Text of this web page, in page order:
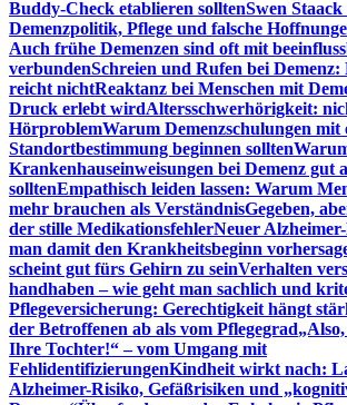
Buddy-Check etablieren solltenSwen
Demenzpolitik, Pflege und falsche
Auch frühe Demenzen sind oft mit
verbundenSchreien und Rufen bei Demenz:
reicht nichtReaktanz bei Menschen mit
Druck erlebt wirdAltersschwerhörigkeit:
HörproblemWarum Demenzschulungen mit
Standortbestimmung beginnen sollten
Krankenhauseinweisungen bei Demenz gut
solltenEmpathisch leiden lassen: Warum
mehr brauchen als VerständnisGegeben,
der stille MedikationsfehlerNeuer
man damit den Krankheitsbeginn
scheint gut fürs Gehirn zu seinVerhalten
handhaben – wie geht man sachlich und
Pflegeversicherung: Gerechtigkeit hängt
der Betroffenen ab als vom Pflegegrad
Ihre Tochter!“ – vom Umgang mit
FehlidentifizierungenKindheit wirkt nach:
Alzheimer-Risiko, Gefäßrisiken und